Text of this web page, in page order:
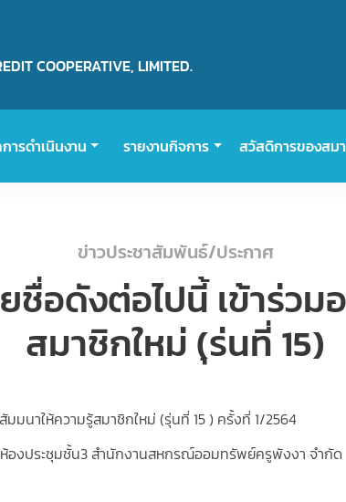
COOPERATIVE, LIMITED.
ารดำเนินงาน รายงานกิจการ สวัสดิการของสม
ข่าวประชาสัมพันธ์/ประกาศ
อดังต่อไปนี้ เข้าร่วม
สมาชิกใหม่ (ุร่นที่ 15)
มนาให้ความรู้สมาชิกใหม่ (รุ่นที่ 15 ) ครั้งที่ 1/2564
ห้องประชุมชั้น3 สำนักงานสหกรณ์ออมทรัพย์ครูพังงา จำกัด